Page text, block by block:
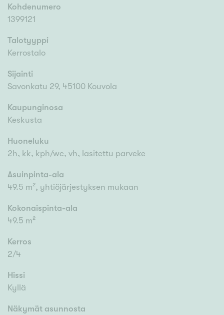
Kohdenumero
1399121
Talotyyppi
Kerrostalo
Sijainti
Savonkatu 29, 45100 Kouvola
Kaupunginosa
Keskusta
Huoneluku
2h, kk, kph/wc, vh, lasitettu parveke
Asuinpinta-ala
49.5 m², yhtiöjärjestyksen mukaan
Kokonaispinta-ala
49.5 m²
Kerros
2/4
Hissi
Kyllä
Näkymät asunnosta